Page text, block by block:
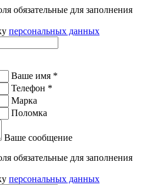
обязательные для заполнения
персональных данных
Ваше имя *
Телефон *
Марка
Поломка
Ваше сообщение
обязательные для заполнения
персональных данных